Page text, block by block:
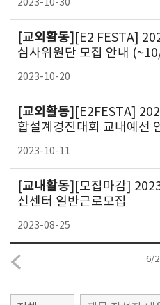
2023-10-30
[교외활동] [E2 FESTA]
심사위원단 모집 안내
2023-10-20
[교외활동] [E2FESTA]
합설계경진대회 교내예선
2023-10-11
[교내활동] [모집마감]
신센터 일반근로모집
2023-08-25
6/